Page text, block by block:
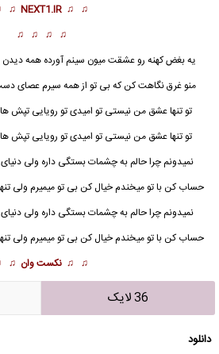
♫ ♫
NEXT1.IR
♫
♫ ♫ ♫ ♫
یه بغض کهنه رو عشقت میون سینم آورده همه دیدن
منو غرق نگاهت کن که بی تو از همه سیرم عصای
تو تنها عشق من نیستی تو امیدی تو رویایی تپش
تو تنها عشق من نیستی تو امیدی تو رویایی تپش
نمیدونم چرا حالم به چشمات بستگی داره ولی
حساب کن با تو میخندم خیال کن بی تو میمیرم ولی
نمیدونم چرا حالم به چشمات بستگی داره ولی
حساب کن با تو میخندم خیال کن بی تو میمیرم ولی
♫ ♫ نکست وان ♫
36 لایک
دانلود